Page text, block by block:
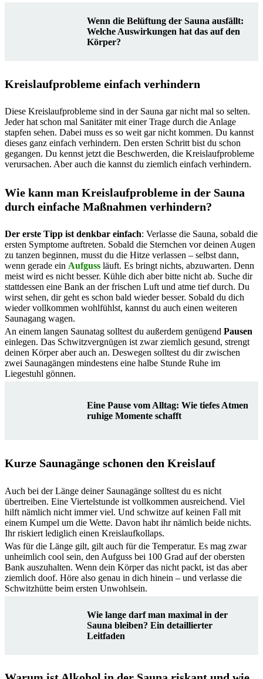
Wenn die Belüftung der Sauna ausfällt:
Welche Auswirkungen hat das auf den
Körper?
Kreislaufprobleme einfach verhindern
Diese Kreislaufprobleme sind in der Sauna gar nicht mal so selten.
Jeder hat schon mal Sanitäter mit einer Trage durch die Anlage
stapfen sehen. Dabei muss es so weit gar nicht kommen. Du kannst
dieses ganz einfach verhindern. Den ersten Schritt bist du schon
gegangen. Du kennst jetzt die Beschwerden, die Kreislaufprobleme
verursachen. Aber auch die kannst du ziemlich einfach verhindern.
Wie kann man Kreislaufprobleme in der Sauna
durch einfache Maßnahmen verhindern?
Der erste Tipp ist denkbar einfach: Verlasse die Sauna, sobald die
ersten Symptome auftreten. Sobald die Sternchen vor deinen Augen
zu tanzen beginnen, musst du die Hitze verlassen – selbst dann,
wenn gerade ein Aufguss läuft. Es bringt nichts, abzuwarten. Denn
meist wird es nicht besser. Kühle dich aber bitte nicht ab. Suche dir
stattdessen eine Bank an der frischen Luft und atme tief durch. Du
wirst sehen, dir geht es schon bald wieder besser. Sobald du dich
wieder vollkommen wohlfühlst, kannst du auch einen weiteren
Saunagang wagen.
An einem langen Saunatag solltest du außerdem genügend Pausen
einlegen. Das Schwitzvergnügen ist zwar ziemlich gesund, strengt
deinen Körper aber auch an. Deswegen solltest du dir zwischen
zwei Saunagängen mindestens eine halbe Stunde Ruhe im
Liegestuhl gönnen.
Eine Pause vom Alltag: Wie tiefes Atmen
ruhige Momente schafft
Kurze Saunagänge schonen den Kreislauf
Auch bei der Länge deiner Saunagänge solltest du es nicht
übertreiben. Eine Viertelstunde ist vollkommen ausreichend. Viel
hilft nämlich nicht immer viel. Und schwitze auf keinen Fall mit
einem Kumpel um die Wette. Davon habt ihr nämlich beide nichts.
Ihr riskiert lediglich einen Kreislaufkollaps.
Was für die Länge gilt, gilt auch für die Temperatur. Es mag zwar
unheimlich cool sein, den Aufguss bei 100 Grad auf der obersten
Bank auszuhalten. Wenn dein Körper das nicht packt, ist das aber
ziemlich doof. Höre also genau in dich hinein – und verlasse die
Schwitzhütte beim ersten Unwohlsein.
Wie lange darf man maximal in der
Sauna bleiben? Ein detaillierter
Leitfaden